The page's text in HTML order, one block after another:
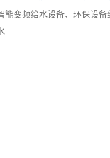
变频给水设备、环保设